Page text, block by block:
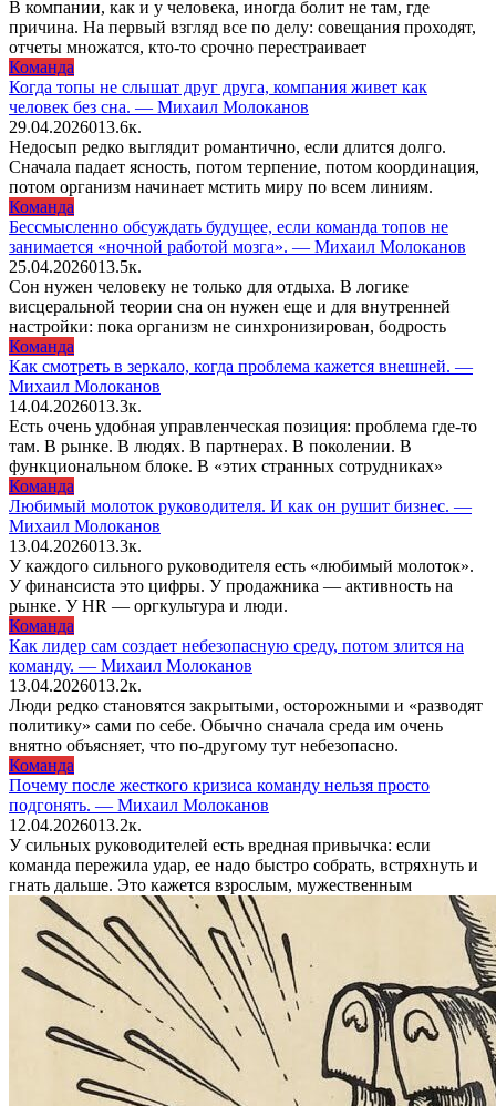
В компании, как и у человека, иногда болит не там, где
причина. На первый взгляд все по делу: совещания проходят,
отчеты множатся, кто-то срочно перестраивает
Команда
Когда топы не слышат друг друга, компания живет как
человек без сна. — Михаил Молоканов
29.04.2026013.6к.
Недосып редко выглядит романтично, если длится долго.
Сначала падает ясность, потом терпение, потом координация,
потом организм начинает мстить миру по всем линиям.
Команда
Бессмысленно обсуждать будущее, если команда топов не
занимается «ночной работой мозга». — Михаил Молоканов
25.04.2026013.5к.
Сон нужен человеку не только для отдыха. В логике
висцеральной теории сна он нужен еще и для внутренней
настройки: пока организм не синхронизирован, бодрость
Команда
Как смотреть в зеркало, когда проблема кажется внешней. —
Михаил Молоканов
14.04.2026013.3к.
Есть очень удобная управленческая позиция: проблема где-то
там. В рынке. В людях. В партнерах. В поколении. В
функциональном блоке. В «этих странных сотрудниках»
Команда
Любимый молоток руководителя. И как он рушит бизнес. —
Михаил Молоканов
13.04.2026013.3к.
У каждого сильного руководителя есть «любимый молоток».
У финансиста это цифры. У продажника — активность на
рынке. У HR — оргкультура и люди.
Команда
Как лидер сам создает небезопасную среду, потом злится на
команду. — Михаил Молоканов
13.04.2026013.2к.
Люди редко становятся закрытыми, осторожными и «разводят
политику» сами по себе. Обычно сначала среда им очень
внятно объясняет, что по-другому тут небезопасно.
Команда
Почему после жесткого кризиса команду нельзя просто
подгонять. — Михаил Молоканов
12.04.2026013.2к.
У сильных руководителей есть вредная привычка: если
команда пережила удар, ее надо быстро собрать, встряхнуть и
гнать дальше. Это кажется взрослым, мужественным